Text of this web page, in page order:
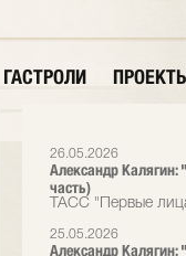
ГАСТРОЛИ
26.05.2026
Александр
часть)
ТАСС "Первые
25.05.2026
Александр Калягин: